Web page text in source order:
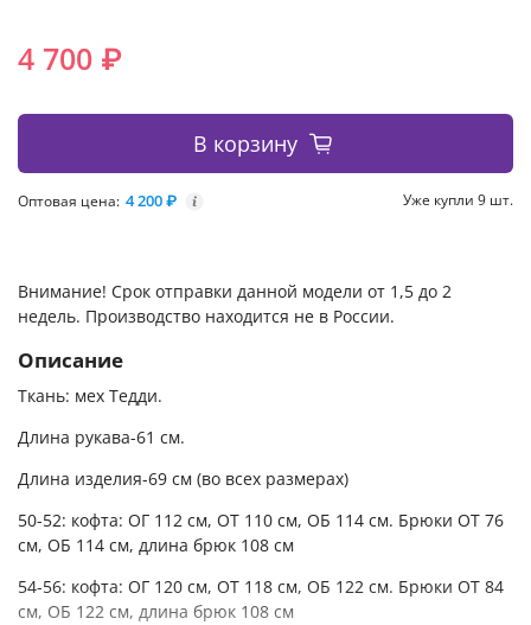
4 700 ₽
В корзину
Оптовая цена: 4 200 ₽ i Уже купли 9 шт.
Внимание! Срок отправки данной модели от 1,5 до 2
недель. Производство находится не в России.
Описание
Ткань: мех Тедди.
Длина рукава-61 см.
Длина изделия-69 см (во всех размерах)
50-52: кофта: ОГ 112 см, ОТ 110 см, ОБ 114 см. Брюки ОТ 76
см, ОБ 114 см, длина брюк 108 см
54-56: кофта: ОГ 120 см, ОТ 118 см, ОБ 122 см. Брюки ОТ 84
см, ОБ 122 см, длина брюк 108 см